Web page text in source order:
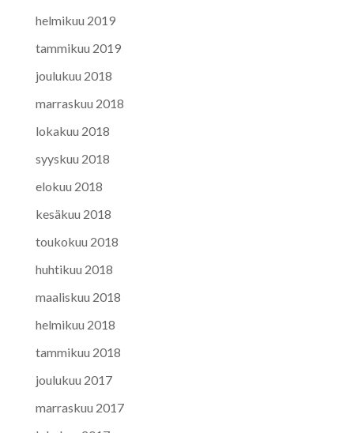
helmikuu 2019
tammikuu 2019
joulukuu 2018
marraskuu 2018
lokakuu 2018
syyskuu 2018
elokuu 2018
kesäkuu 2018
toukokuu 2018
huhtikuu 2018
maaliskuu 2018
helmikuu 2018
tammikuu 2018
joulukuu 2017
marraskuu 2017